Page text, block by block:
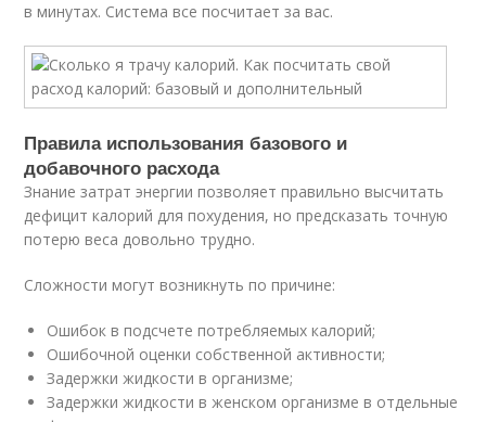
в минутах. Система все посчитает за вас.
Правила использования базового и
добавочного расхода
Знание затрат энергии позволяет правильно высчитать
дефицит калорий для похудения, но предсказать точную
потерю веса довольно трудно.
Сложности могут возникнуть по причине:
Ошибок в подсчете потребляемых калорий;
Ошибочной оценки собственной активности;
Задержки жидкости в организме;
Задержки жидкости в женском организме в отдельные